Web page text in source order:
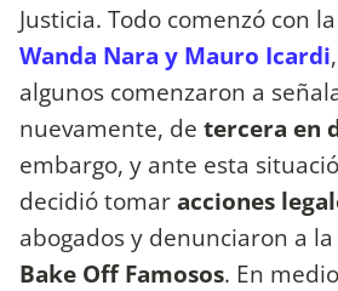
Justicia. Todo comenzó con la
Wanda Nara y Mauro Icardi
algunos comenzaron a
nuevamente, de tercera en
embargo, y ante esta
decidió tomaracciones
abogados y denunciaron a
Bake Off Famosos. En